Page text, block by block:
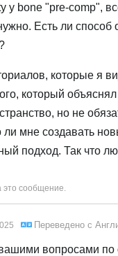
у bone "pre-comp",
Есть ли
которые я
который
но не
мне создавать
подход. Так что
это сообщение.
Переведено с
вопросами по